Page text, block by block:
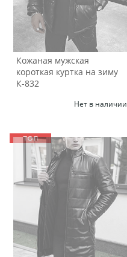
Кожаная мужская
короткая куртка на зиму
К-832
Нет в наличии